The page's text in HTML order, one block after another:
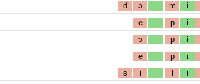
d ɔ m i
e p i
ɔ p i
e p i
s i l i